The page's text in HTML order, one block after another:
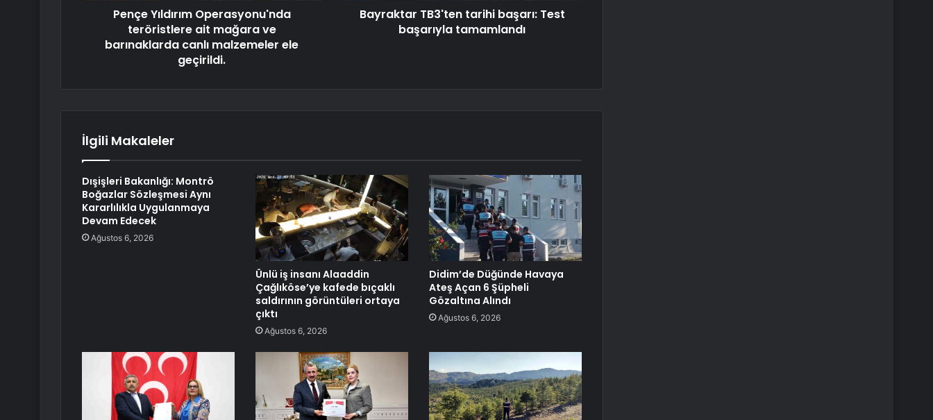
Pençe Yıldırım Operasyonu'nda
teröristlere ait mağara ve
barınaklarda canlı malzemeler ele
geçirildi.
Bayraktar TB3'ten tarihi başarı: Test
başarıyla tamamlandı
İlgili Makaleler
Dışişleri Bakanlığı: Montrö
Boğazlar Sözleşmesi Aynı
Kararlılıkla Uygulanmaya
Devam Edecek
Ağustos 6, 2026
Ünlü iş insanı Alaaddin
Çağlıköse’ye kafede bıçaklı
saldırının görüntüleri ortaya
çıktı
Ağustos 6, 2026
Didim’de Düğünde Havaya
Ateş Açan 6 Şüpheli
Gözaltına Alındı
Ağustos 6, 2026